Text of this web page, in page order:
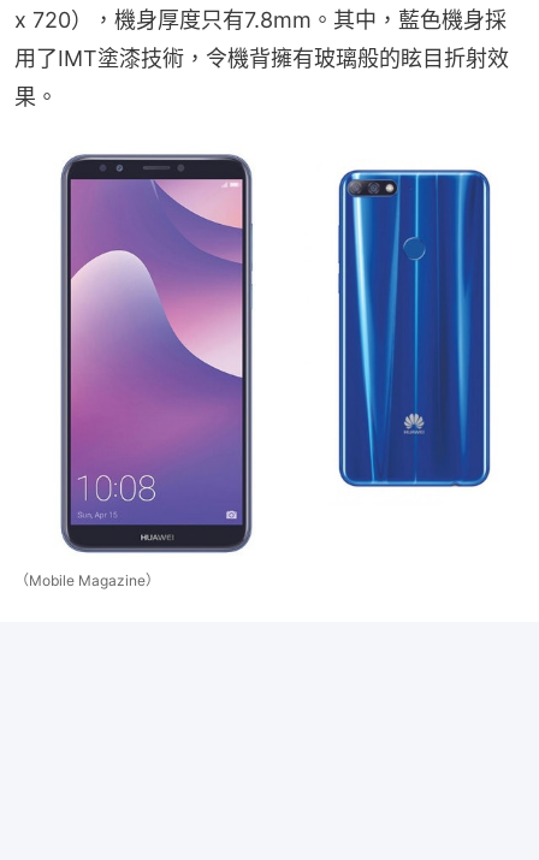
x 720），機身厚度只有7.8mm。其中，藍色機身採
用了IMT塗漆技術，令機背擁有玻璃般的眩目折射效
果。
（Mobile Magazine）